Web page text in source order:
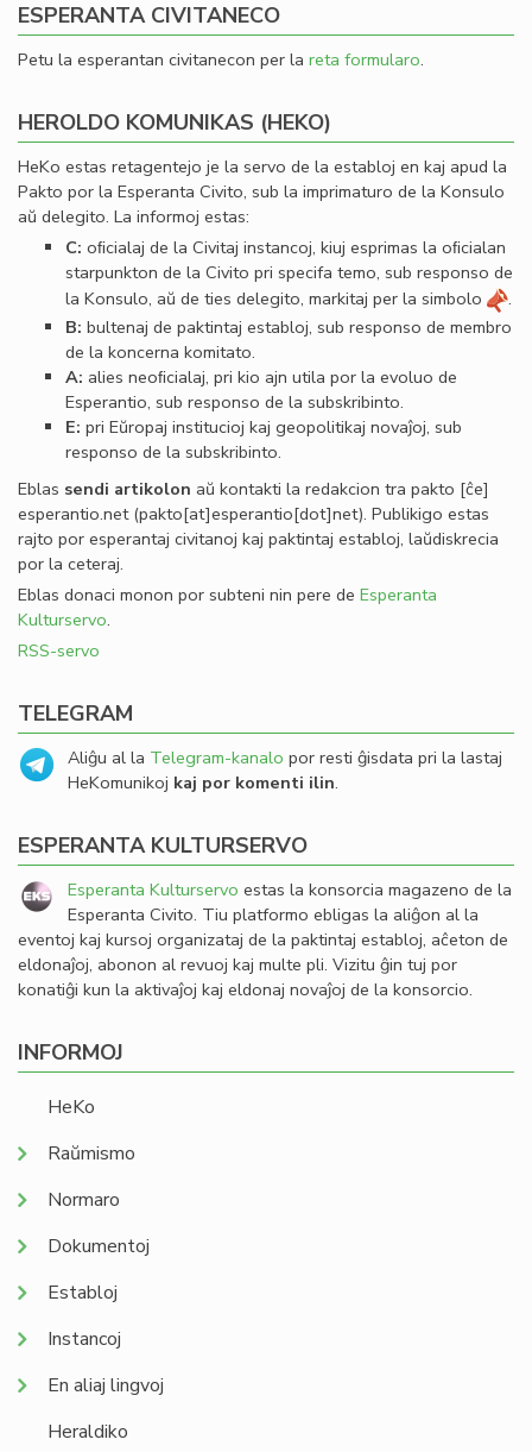
ESPERANTA CIVITANECO
Petu la esperantan civitanecon per la reta formularo.
HEROLDO KOMUNIKAS (HEKO)
HeKo estas retagentejo je la servo de la establoj en kaj apud la
Pakto por la Esperanta Civito, sub la imprimaturo de la Konsulo
aŭ delegito. La informoj estas:
C: oﬁcialaj de la Civitaj instancoj, kiuj esprimas la oﬁcialan
starpunkton de la Civito pri specifa temo, sub responso de
la Konsulo, aŭ de ties delegito, markitaj per la simbolo
.
B: bultenaj de paktintaj establoj, sub responso de membro
de la koncerna komitato.
A: alies neoﬁcialaj, pri kio ajn utila por la evoluo de
Esperantio, sub responso de la subskribinto.
E: pri Eŭropaj institucioj kaj geopolitikaj novaĵoj, sub
responso de la subskribinto.
Eblas sendi artikolon aŭ kontakti la redakcion tra pakto [ĉe]
esperantio.net(pakto[at]esperantio[dot]net). Publikigo estas
rajto por esperantaj civitanoj kaj paktintaj establoj, laŭdiskrecia
por la ceteraj.
Eblas donaci monon por subteni nin pere de Esperanta
Kulturservo.
RSS-servo
TELEGRAM
Aliĝu al la Telegram-kanalo por resti ĝisdata pri la lastaj
HeKomunikoj kaj por komenti ilin.
ESPERANTA KULTURSERVO
Esperanta Kulturservo estas la konsorcia magazeno de la
Esperanta Civito. Tiu platformo ebligas la aliĝon al la
eventoj kaj kursoj organizataj de la paktintaj establoj, aĉeton de
eldonaĵoj, abonon al revuoj kaj multe pli. Vizitu ĝin tuj por
konatiĝi kun la aktivaĵoj kaj eldonaj novaĵoj de la konsorcio.
INFORMOJ
HeKo
Raŭmismo
Normaro
Dokumentoj
Establoj
Instancoj
En aliaj lingvoj
Heraldiko